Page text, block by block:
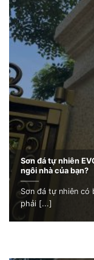
Sơn đá tự nhiên
ngôi nhà của bạn?
Sơn đá tự nhiên có
phải [...]